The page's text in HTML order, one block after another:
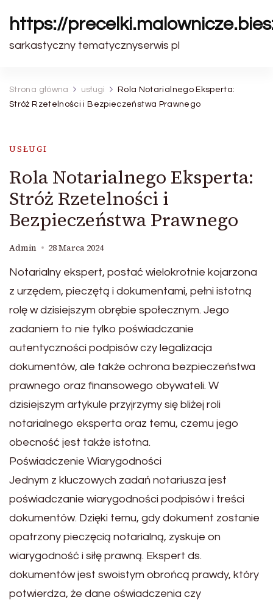
https://
sarkastyczny tematycznyserwis pl
Strona główna usługi
Rola Notarialnego Eksperta:
Stróż Rzetelności i Bezpieczeństwa Prawnego
USŁUGI
Rola Notarialnego Eksperta:
Stróż Rzetelności i
Bezpieczeństwa Prawnego
Admin 28 Marca 2024
Notarialny ekspert, postać wielokrotnie kojarzona
z urzędem, pieczętą i dokumentami, pełni istotną
rolę w dzisiejszym obrębie społecznym. Jego
zadaniem to nie tylko poświadczanie
autentyczności podpisów czy legalizacja
dokumentów, ale także ochrona bezpieczeństwa
prawnego oraz finansowego obywateli. W
dzisiejszym artykule przyjrzymy się bliżej roli
notarialnego eksperta oraz temu, czemu jego
obecność jest także istotna.
Poświadczenie Wiarygodności
Jednym z kluczowych zadań notariusza jest
poświadczanie wiarygodności podpisów i treści
dokumentów. Dzięki temu, gdy dokument zostanie
opatrzony pieczęcią notarialną, zyskuje on
wiarygodność i siłę prawną. Ekspert ds.
dokumentów jest swoistym obrońcą prawdy, który
potwierdza, że dane oświadczenia czy